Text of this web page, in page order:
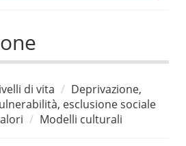
di vita
Deprivazione,
esclusione sociale
Modelli culturali